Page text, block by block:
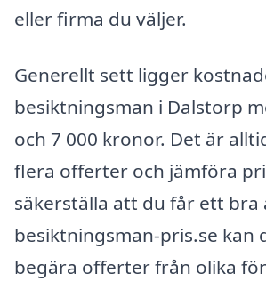
eller firma du väljer.
Generellt sett ligger
besiktningsman i Dalstorp
och 7 000 kronor. Det är
flera offerter och jämföra
säkerställa att du får ett bra
besiktningsman-pris.se kan
begära offerter från olika